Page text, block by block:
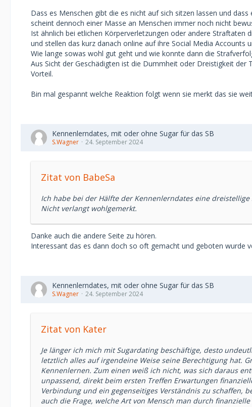
Dass es Menschen gibt die es nicht auf sich sitzen lassen und
scheint dennoch einer Masse an Menschen immer noch nicht
Ist ähnlich bei etlichen Körperverletzungen oder andere
und stellen das kurz danach online auf ihre Social Media Accounts
Wie lange sowas wohl gut geht und wie konnte dann die
Aus Sicht der Geschädigten ist die Dummheit oder Dreistigkeit
Vorteil.
Bin mal gespannt welche Reaktion folgt wenn sie merkt das sie
Kennenlerndates, mit oder ohne Sugar für das SB
S.Wagner 24. September 2024
Zitat von BabeSa
Ich habe bei der Hälfte der Kennenlerndates eine dreistellige
Nicht verlangt wohlgemerkt.
Danke auch die andere Seite zu hören.
Interessant das es dann doch so oft gemacht und geboten wurde
Kennenlerndates, mit oder ohne Sugar für das SB
S.Wagner 24. September 2024
Zitat von Kater
Je länger ich mich mit Sugardating beschäftige, desto
letztlich alles auf irgendeine Weise seine Berechtigung hat.
Kennenlernen. Zum einen weiß ich nicht, was sich daraus
unpassend, direkt beim ersten Treffen Erwartungen
Verbindung und ein gegenseitiges Verständnis zu schaffen,
auch die Frage, welche Art von Mensch man durch